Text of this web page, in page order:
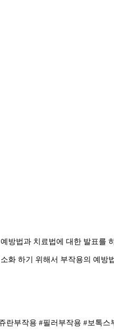
방법과 치료법에 대한 발표를
하기 위해서 부작용의 예
부작용 #필러부작용 #보톡